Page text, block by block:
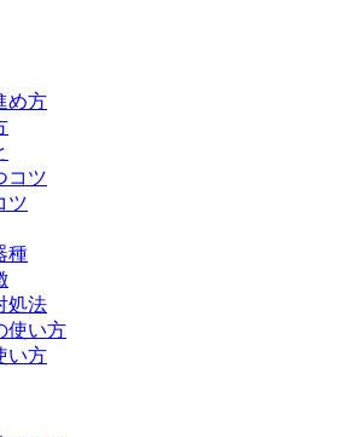
め方
コツ
ツ
種
処法
使い方
い方